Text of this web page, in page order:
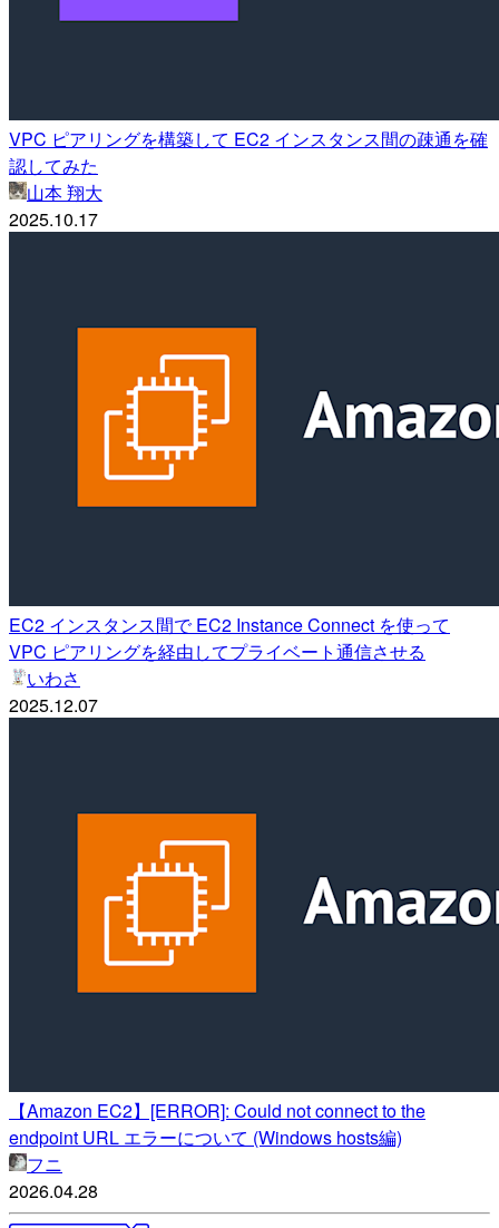
VPC ピアリングを構築して EC2 インスタンス間の疎通を確
認してみた
山本 翔大
2025.10.17
EC2 インスタンス間で EC2 Instance Connect を使って
VPC ピアリングを経由してプライベート通信させる
いわさ
2025.12.07
【Amazon EC2】[ERROR]: Could not connect to the
endpoint URL エラーについて (Windows hosts編)
フニ
2026.04.28